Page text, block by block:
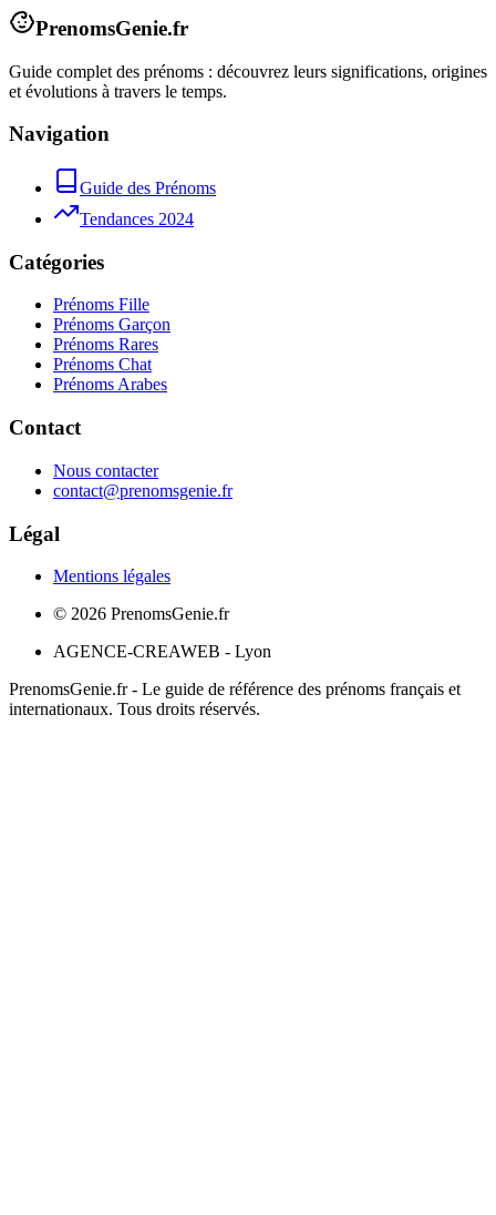
PrenomsGenie.fr
Guide complet des prénoms : découvrez leurs significations, origines
et évolutions à travers le temps.
Navigation
Guide des Prénoms
Tendances 2024
Catégories
Prénoms Fille
Prénoms Garçon
Prénoms Rares
Prénoms Chat
Prénoms Arabes
Contact
Nous contacter
contact@prenomsgenie.fr
Légal
Mentions légales
© 2026 PrenomsGenie.fr
AGENCE-CREAWEB - Lyon
PrenomsGenie.fr - Le guide de référence des prénoms français et
internationaux. Tous droits réservés.